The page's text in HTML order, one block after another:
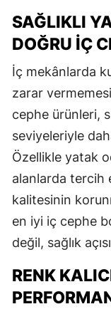
SAĞLIKLI
DOĞRU İÇ
İç mekânlarda
zarar
cephe ürünleri,
seviyeleriyle
Özellikle yatak
alanlarda tercih
kalitesinin
en iyi iç cephe
değil, sağlık
RENK